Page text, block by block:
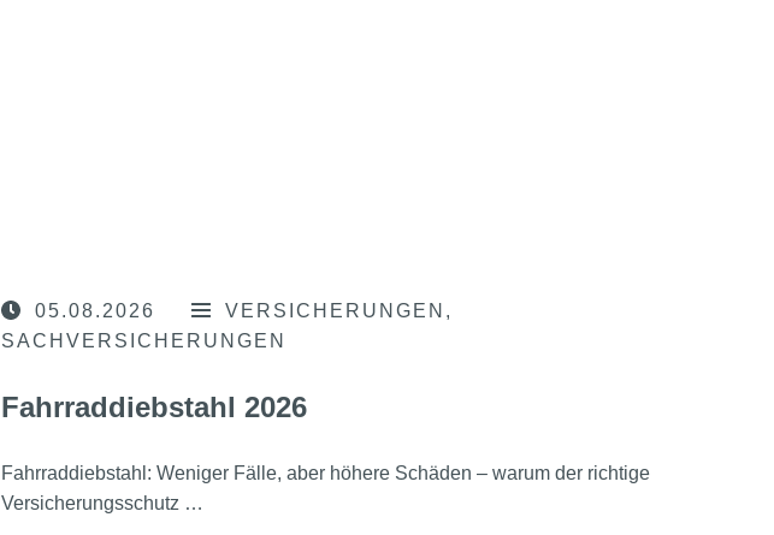
05.08.2026
VERSICHERUNGEN
SACHVERSICHERUNGEN
Fahrraddiebstahl 2026
Fahrraddiebstahl: Weniger Fälle, aber höhere Schäden – warum der richtige
Versicherungsschutz …